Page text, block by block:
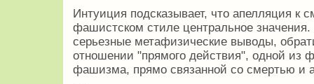
Интуиция подсказывает, что апелляция к
фашистском стиле центральное
серьезные метафизические выводы,
отношении "прямого действия", одной из
фашизма, прямо связанной со смертью и